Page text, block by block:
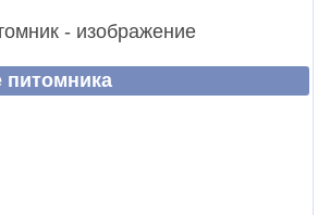
питомника